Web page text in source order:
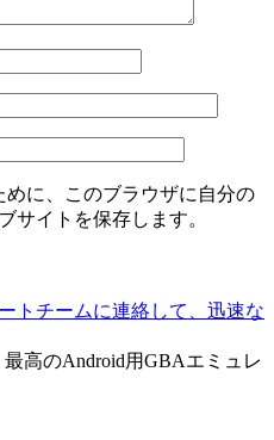
に、このブラウザに自分の
サイトを保存します。
トチームに連絡して、迅速な
最高のAndroid用GBAエミュレ